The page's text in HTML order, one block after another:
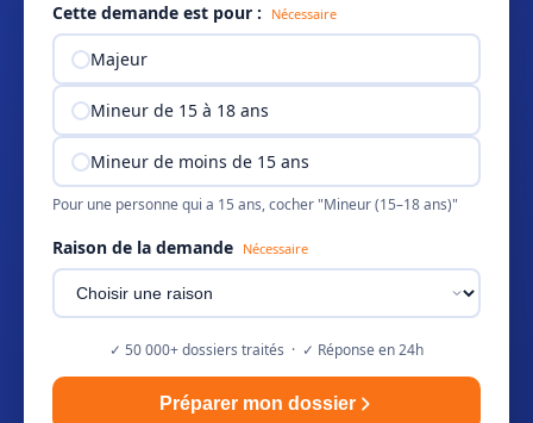
Cette demande est pour : Nécessaire
Majeur
Mineur de 15 à 18 ans
Mineur de moins de 15 ans
Pour une personne qui a 15 ans, cocher "Mineur (15–18 ans)"
Raison de la demande Nécessaire
✓ 50 000+ dossiers traités · ✓ Réponse en 24h
Préparer mon dossier